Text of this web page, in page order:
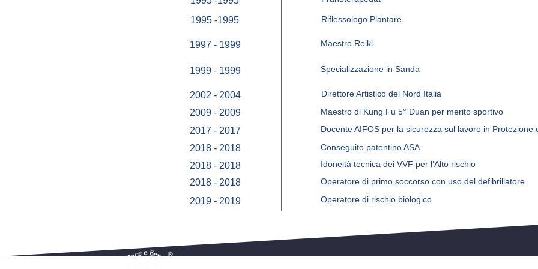
1995 -1995
1997 - 1999
1999 - 1999
2002 - 2004
2009 - 2009
2017 - 2017
2018 - 2018
2018 - 2018
2018 - 2018
2019 - 2019
Riflessologo Plantare
Maestro Reiki
Specializzazione in Sanda
Direttore Artistico del Nord Italia
Maestro di Kung Fu 5° Duan per merito sportivo
Docente AIFOS per la sicurezza sul lavoro in Protezione
Conseguito patentino ASA
Idoneità tecnica dei VVF per l’Alto rischio
Operatore di primo soccorso con uso del defibrillatore
Operatore di rischio biologico